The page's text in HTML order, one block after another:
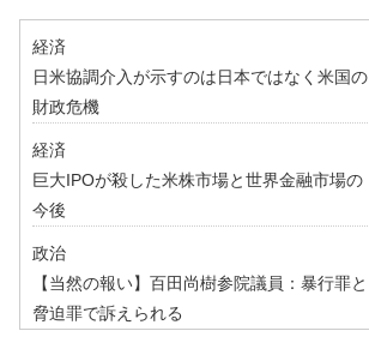
経済
日米協調介入が示すのは日本ではなく米国の
財政危機
経済
巨大IPOが殺した米株市場と世界金融市場の
今後
政治
【当然の報い】百田尚樹参院議員：暴行罪と
脅迫罪で訴えられる